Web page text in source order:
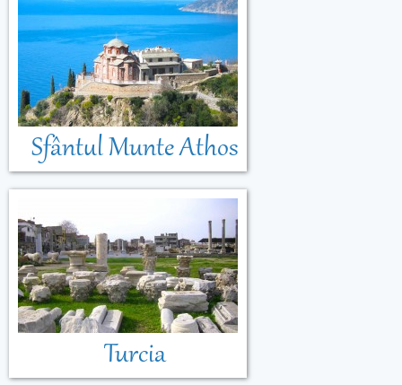
Sfântul Munte Athos
Turcia